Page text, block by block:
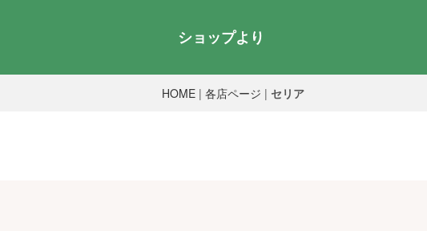
ショップより
HOME | 各店ページ | セリア